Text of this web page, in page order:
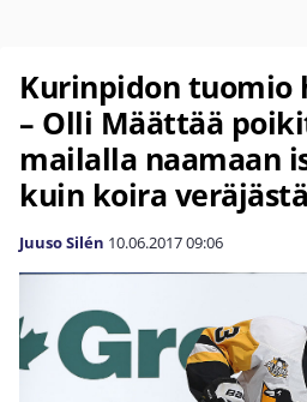
Kurinpidon tuomio
– Olli Määttää
mailalla naamaan
kuin koira veräjästä
Juuso Silén 10.06.201709:06